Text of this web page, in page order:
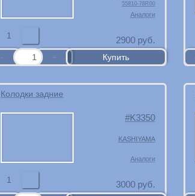
55810-78R00
Аналоги
1 2900руб.
Колодки задние
K3350
KASHIYAMA
Аналоги
1 3000руб.